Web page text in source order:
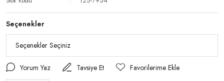
Seçenekler
Yorum Yaz Tavsiye Et